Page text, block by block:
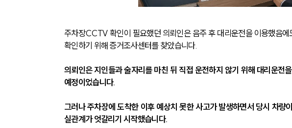
주차장CCTV 확인이 필요했던 의뢰인은 음주 후 대리운전을 이용했음
확인하기 위해 증거조사센터를 찾았습니다.
의뢰인은 지인들과 술자리를 마친 뒤 직접 운전하지 않기 위해 대리운전
예정이었습니다.
그러나 주차장에 도착한 이후 예상치 못한 사고가 발생하면서 당시 차량
실관계가 엇갈리기 시작했습니다.